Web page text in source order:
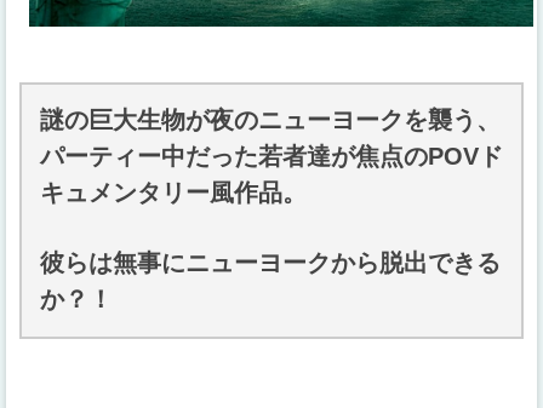
謎の巨大生物が夜のニューヨークを襲う、
パーティー中だった若者達が焦点のPOVド
キュメンタリー風作品。
彼らは無事にニューヨークから脱出できる
か？！